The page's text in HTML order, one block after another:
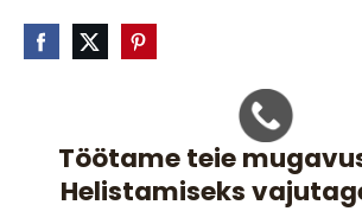
Töötame teie
Helistamiseks